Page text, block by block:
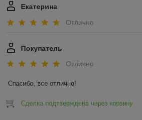
Екатерина
Отлично
Покупатель
Отлично
Спасибо, все отлично!
Сделка подтверждена через корзину